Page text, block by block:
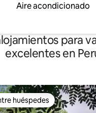
Aire acondicionado
para
excelentes en
huéspedes preferido
huéspedes